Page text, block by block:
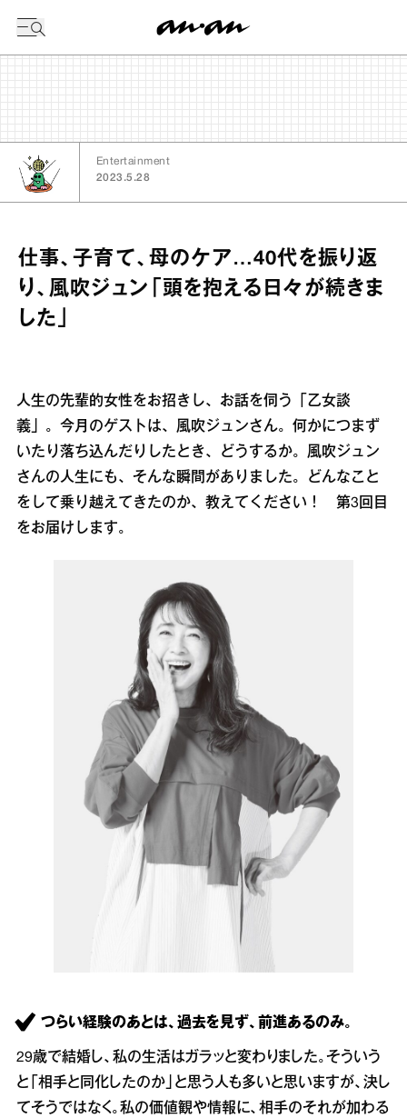
Entertainment
2023.5.28
仕事、子育て、母のケア…40代を振り返
り、風吹ジュン「頭を抱える日々が続きま
した」
人生の先輩的女性をお招きし、お話を伺う「乙女談
義」。今月のゲストは、風吹ジュンさん。何かにつまず
いたり落ち込んだりしたとき、どうするか。風吹ジュン
さんの人生にも、そんな瞬間がありました。どんなこと
をして乗り越えてきたのか、教えてください！ 第3回目
をお届けします。
つらい経験のあとは、過去を見ず、前進あるのみ。
29歳で結婚し、私の生活はガラッと変わりました。そういう
と「相手と同化したのか」と思う人も多いと思いますが、決し
てそうではなく。私の価値観や情報に、相手のそれが加わる